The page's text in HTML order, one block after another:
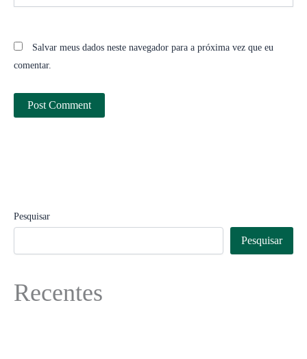
Salvar meus dados neste navegador para a próxima vez que eu
comentar.
Pesquisar
Pesquisar
Recentes